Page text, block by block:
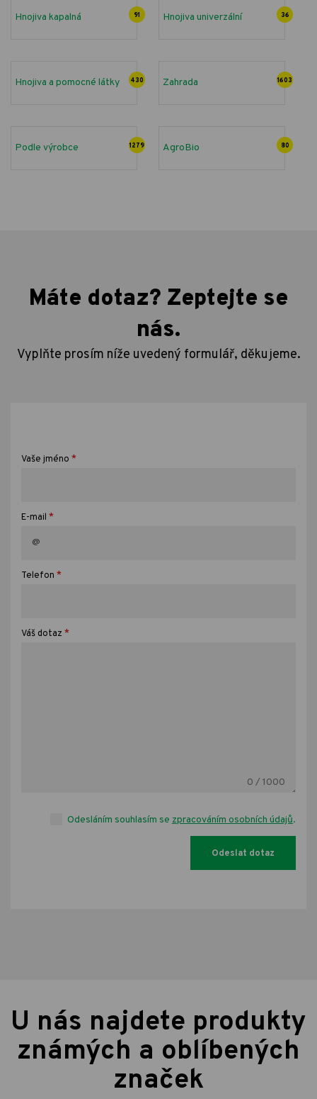
Hnojiva kapalná 91 Hnojiva univerzální 36
Hnojiva a pomocné látky 430 Zahrada 1603
Podle výrobce 1279 AgroBio 80
Máte dotaz? Zeptejte se
nás.
Vyplňte prosím níže uvedený formulář, děkujeme.
Vaše jméno *
E-mail *
Telefon *
Váš dotaz *
0 / 1000
Odesláním souhlasím se zpracováním osobních údajů.
U nás najdete produkty
známých a oblíbených
značek